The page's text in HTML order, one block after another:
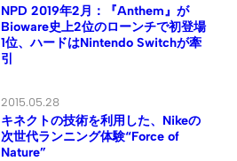
NPD 2019年2月：『Anthem』が
Bioware史上2位のローンチで初登場
1位、ハードはNintendo Switchが牽
引
2015.05.28
キネクトの技術を利用した、Nikeの
次世代ランニング体験“Force of
Nature”